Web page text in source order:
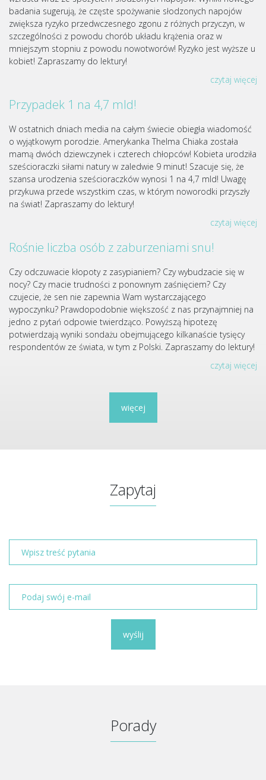
badania sugerują, że częste spożywanie słodzonych napojów
zwiększa ryzyko przedwczesnego zgonu z różnych przyczyn, w
szczególności z powodu chorób układu krążenia oraz w
mniejszym stopniu z powodu nowotworów! Ryzyko jest wyższe u
kobiet! Zapraszamy do lektury!
czytaj więcej
Przypadek 1 na 4,7 mld!
W ostatnich dniach media na całym świecie obiegła wiadomość
o wyjątkowym porodzie. Amerykanka Thelma Chiaka została
mamą dwóch dziewczynek i czterech chłopców! Kobieta urodziła
sześcioraczki siłami natury w zaledwie 9 minut! Szacuje się, że
szansa urodzenia sześcioraczków wynosi 1 na 4,7 mld! Uwagę
przykuwa przede wszystkim czas, w którym noworodki przyszły
na świat! Zapraszamy do lektury!
czytaj więcej
Rośnie liczba osób z zaburzeniami snu!
Czy odczuwacie kłopoty z zasypianiem? Czy wybudzacie się w
nocy? Czy macie trudności z ponownym zaśnięciem? Czy
czujecie, że sen nie zapewnia Wam wystarczającego
wypoczynku? Prawdopodobnie większość z nas przynajmniej na
jedno z pytań odpowie twierdząco. Powyższą hipotezę
potwierdzają wyniki sondażu obejmującego kilkanaście tysięcy
respondentów ze świata, w tym z Polski. Zapraszamy do lektury!
czytaj więcej
więcej
Zapytaj
wyślij
Porady